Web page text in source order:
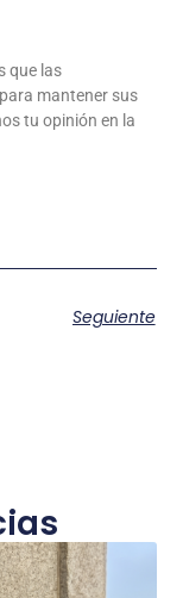
que las
mantener sus
tu opinión en la
Seguiente